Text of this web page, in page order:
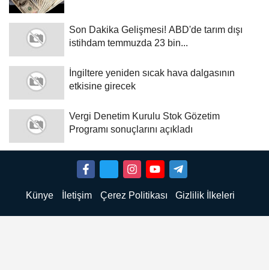
Son Dakika Gelişmesi! ABD'de tarım dışı
istihdam temmuzda 23 bin...
İngiltere yeniden sıcak hava dalgasının
etkisine girecek
Vergi Denetim Kurulu Stok Gözetim
Programı sonuçlarını açıkladı
Künye İletişim Çerez Politikası Gizlilik İlkeleri